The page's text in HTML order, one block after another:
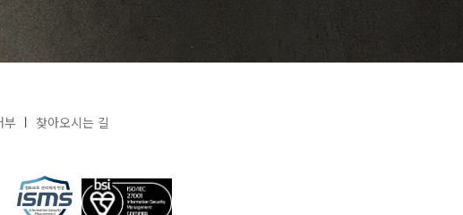
※ 표기 중량은 조리 전 원료육 기준으로, 손질 및 조리 과정에 따라 실제 제공
중량은 달라질 수 있습니다.
※ 표시된 영양성분은 산출근거에 따른 표준 값으로 실제 제품과 차이가 있을
수 있습니다.
부 찾아오시는 길